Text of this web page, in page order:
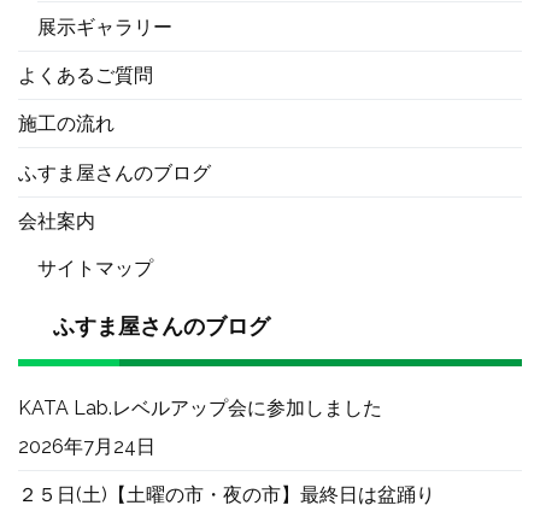
展示ギャラリー
よくあるご質問
施工の流れ
ふすま屋さんのブログ
会社案内
サイトマップ
ふすま屋さんのブログ
KATA Lab.レベルアップ会に参加しました
2026年7月24日
２５日(土)【土曜の市・夜の市】最終日は盆踊り